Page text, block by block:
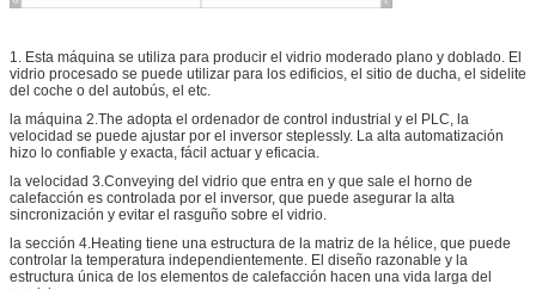
1. Esta máquina se utiliza para producir el vidrio moderado plano y doblado. El
vidrio procesado se puede utilizar para los edificios, el sitio de ducha, el sidelite
del coche o del autobús, el etc.
la máquina 2.The adopta el ordenador de control industrial y el PLC, la
velocidad se puede ajustar por el inversor steplessly. La alta automatización
hizo lo confiable y exacta, fácil actuar y eficacia.
la velocidad 3.Conveying del vidrio que entra en y que sale el horno de
calefacción es controlada por el inversor, que puede asegurar la alta
sincronización y evitar el rasguño sobre el vidrio.
la sección 4.Heating tiene una estructura de la matriz de la hélice, que puede
controlar la temperatura independientemente. El diseño razonable y la
estructura única de los elementos de calefacción hacen una vida larga del